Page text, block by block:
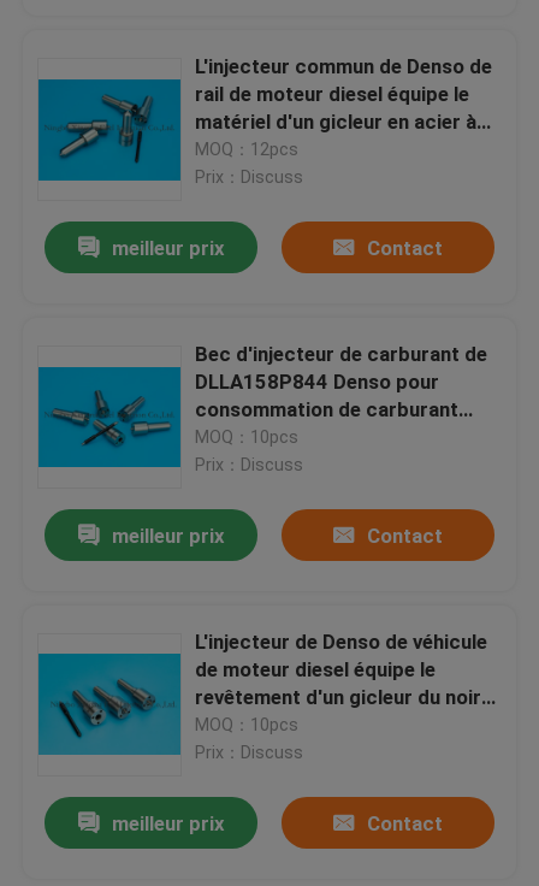
Produits
A propos de nous
Visite d'usine
L'injecteur commun de Denso de
rail de moteur diesel équipe le
matériel d'un gicleur en acier à
grande vitesse DLLA155P842,
0934008420, 0950006591/6593
MOQ：12pcs
Prix：Discuss
meilleur prix Contact
Bec d'injecteur de carburant de
DLLA158P844 Denso pour
consommation de carburant
d'Isuzu 4KH de moteur la basse
MOQ：10pcs
Prix：Discuss
meilleur prix Contact
L'injecteur de Denso de véhicule
de moteur diesel équipe le
revêtement d'un gicleur du noir
DLLA155P970
MOQ：10pcs
Prix：Discuss
meilleur prix Contact